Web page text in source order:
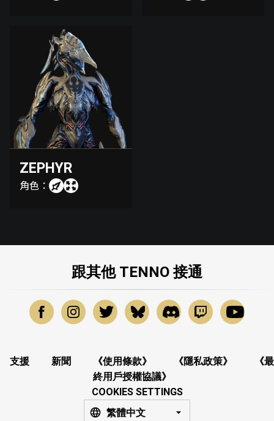
ZEPHYR
角色：
跟其他 TENNO 接通
支援 新聞 《使用條款》 《隱私政策》
《最
終用戶授權協議》
COOKIES SETTINGS
繁體中文